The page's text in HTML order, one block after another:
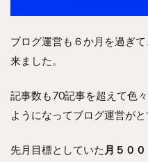
ブログ運営も６か月を過ぎ
来ました。
記事数も70記事を超えて色
ようになってブログ運営がと
先月目標としていた 月５０